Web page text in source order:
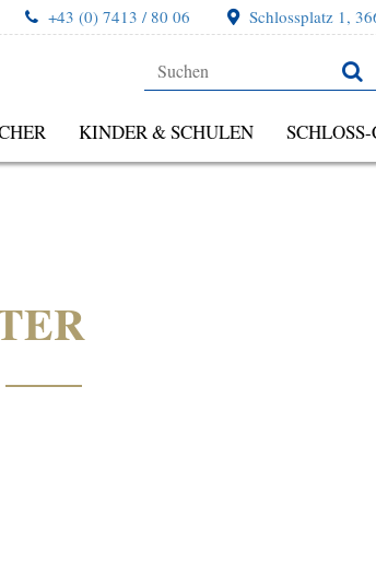
+43 (0) 7413 / 80 06 Schlossplatz 1,
KINDER & SCHULEN